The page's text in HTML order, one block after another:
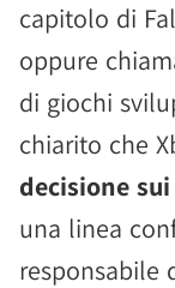
capitolo di
oppure
di giochi
chiarito che
decisione
una linea
responsabile